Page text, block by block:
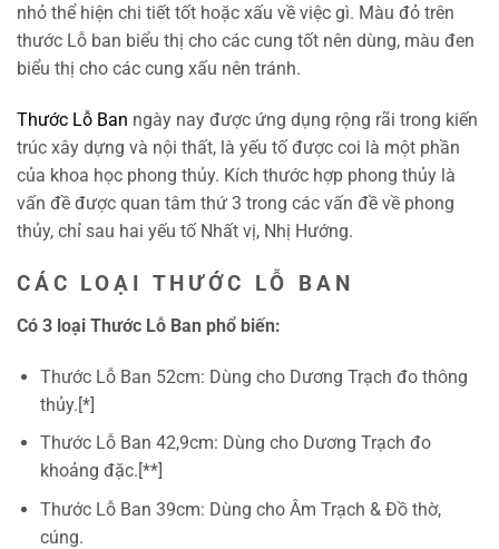
nhỏ thể hiện chi tiết tốt hoặc xấu về việc gì. Màu đỏ trên
thước Lỗ ban biểu thị cho các cung tốt nên dùng, màu đen
biểu thị cho các cung xấu nên tránh.
Thước Lỗ Ban ngày nay được ứng dụng rộng rãi trong kiến
trúc xây dựng và nội thất, là yếu tố được coi là một phần
của khoa học phong thủy. Kích thước hợp phong thủy là
vấn đề được quan tâm thứ 3 trong các vấn đề về phong
thủy, chỉ sau hai yếu tố Nhất vị, Nhị Hướng.
CÁC LOẠI THƯỚC LỖ BAN
Có 3 loại Thước Lỗ Ban phổ biến:
Thước Lỗ Ban 52cm: Dùng cho Dương Trạch đo thông
thủy.[*]
Thước Lỗ Ban 42,9cm: Dùng cho Dương Trạch đo
khoảng đặc.[**]
Thước Lỗ Ban 39cm: Dùng cho Âm Trạch & Đồ thờ,
cúng.